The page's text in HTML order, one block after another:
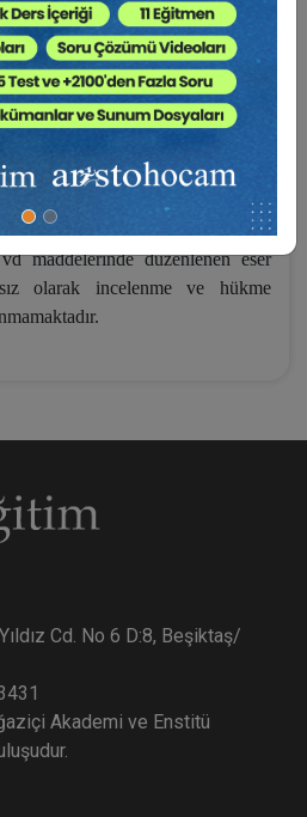
“(2) Bu Kanunun
önceki tüketici işlemlerine,
olup olmadıklarına ve
hangi kanun yürürlükte iken
hem 6502 sayılı Yasanın hem
değişik 4077 sayılı Kanunun
olup bu davaların çoğu zaman
maddelerinde düzenlenen eser
olarak incelenme ve hükme
Cd. No 6 D:8, Beşiktaş/
Akademi ve Enstitü